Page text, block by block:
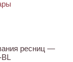
ресниц —
BL